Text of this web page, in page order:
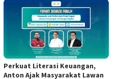
Perkuat Literasi Keuangan,
Anton Ajak Masyarakat Lawan